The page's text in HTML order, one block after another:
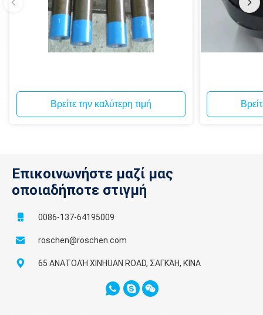
Βρείτε την καλύτερη τιμή
Επικοινωνήστε μαζί μας
οποιαδήποτε στιγμή
0086-137-64195009
roschen@roschen.com
65 ΑΝΑΤΟΛΉ XINHUAN ROAD, ΣΑΓΚΆΗ, ΚΊΝΑ